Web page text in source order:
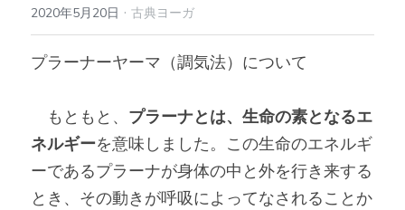
2020年5月20日 · 古典ヨーガ
プラーナーヤーマ（調気法）について
もともと、 プラーナとは、生命の素となるエ
ネルギーを意味しました。この生命のエネルギ
ーであるプラーナが身体の中と外を行き来する
とき、その動きが呼吸によってなされることか